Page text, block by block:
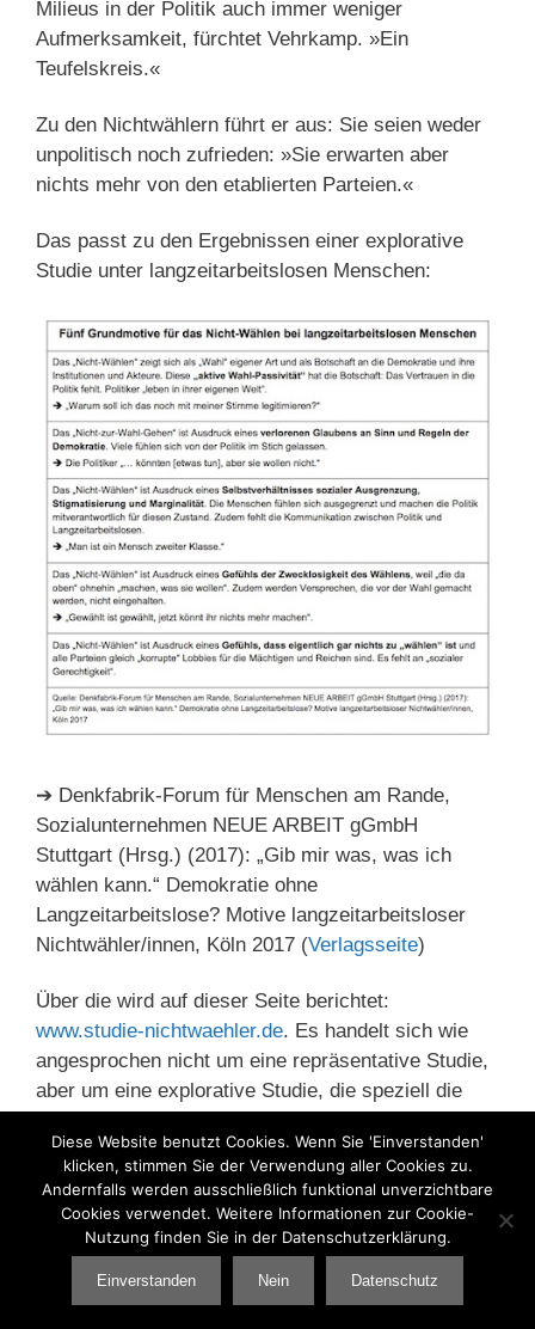
Milieus in der Politik auch immer weniger
Aufmerksamkeit, fürchtet Vehrkamp. »Ein
Teufelskreis.«
Zu den Nichtwählern führt er aus: Sie seien weder
unpolitisch noch zufrieden: »Sie erwarten aber
nichts mehr von den etablierten Parteien.«
Das passt zu den Ergebnissen einer explorative
Studie unter langzeitarbeitslosen Menschen:
➔ Denkfabrik-Forum für Menschen am Rande,
Sozialunternehmen NEUE ARBEIT gGmbH
Stuttgart (Hrsg.) (2017): „Gib mir was, was ich
wählen kann.“ Demokratie ohne
Langzeitarbeitslose? Motive langzeitarbeitsloser
Nichtwähler/innen, Köln 2017 (Verlagsseite)
Über die wird auf dieser Seite berichtet:
www.studie-nichtwaehler.de. Es handelt sich wie
angesprochen nicht um eine repräsentative Studie,
aber um eine explorative Studie, die speziell die
bei der Methodik wurde versucht, „auf Augenhöhe“
zu kommen, in dem die langzeitarbeitslosen
Menschen von anderen Langzeitarbeitslosen
interviewt wurden. Auch wenn die Studie aufzeigt,
dass es die „Nicht-Wähler“ nicht gibt und die Motive
durchaus heterogen sind – es bleibt die Frage und
Diese Website benutzt Cookies. Wenn Sie 'Einverstanden'
klicken, stimmen Sie der Verwendung aller Cookies zu.
Andernfalls werden ausschließlich funktional unverzichtbare
Cookies verwendet. Weitere Informationen zur Cookie-
Nutzung finden Sie in der Datenschutzerklärung.
Einverstanden Nein Datenschutz